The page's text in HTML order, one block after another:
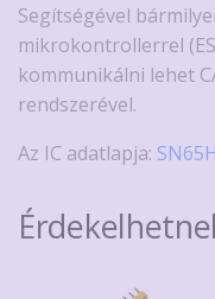
Segítségével
mikrokontrollerrel
kommunikálni lehet
rendszerével.
Az IC adatlapja: